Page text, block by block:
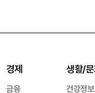
경제
금융
생활/
건강정보